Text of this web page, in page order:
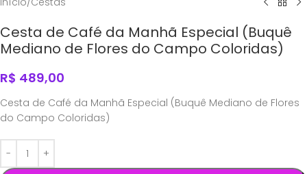
Cesta de Café da Manhã Especial (Buquê
Mediano de Flores do Campo Coloridas)
R$ 489,00
Cesta de Café da Manhã Especial (Buquê Mediano de Flores
do Campo Coloridas)